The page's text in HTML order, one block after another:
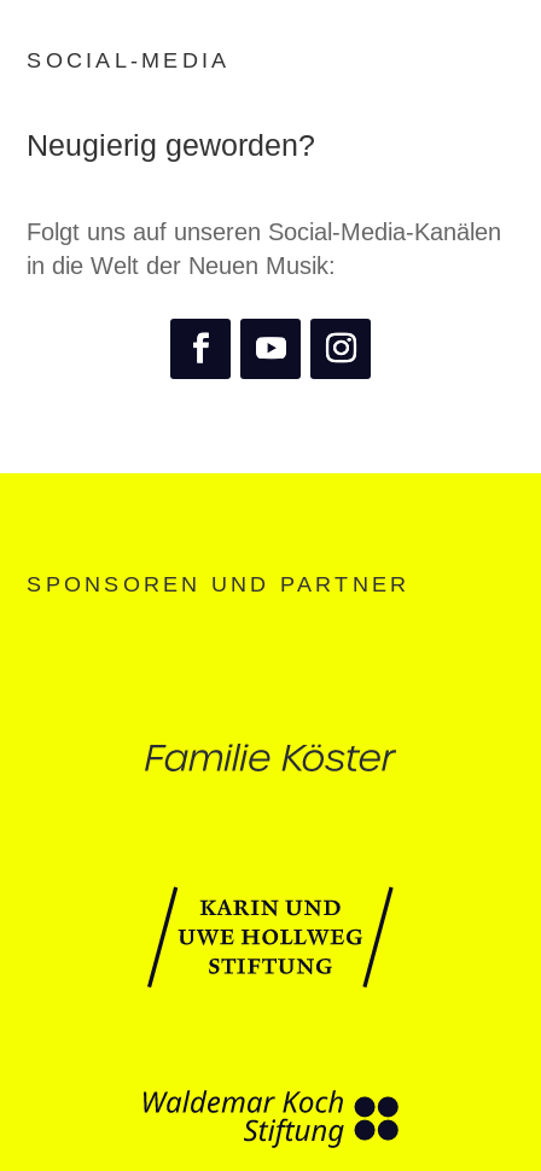
SOCIAL-MEDIA
Neugierig geworden?
Folgt uns auf unseren Social-Media-Kanälen
in die Welt der Neuen Musik:
SPONSOREN UND PARTNER